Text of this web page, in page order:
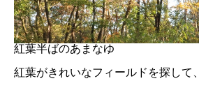
紅葉半ばのあまなゆ
紅葉がきれいなフィールドを探して